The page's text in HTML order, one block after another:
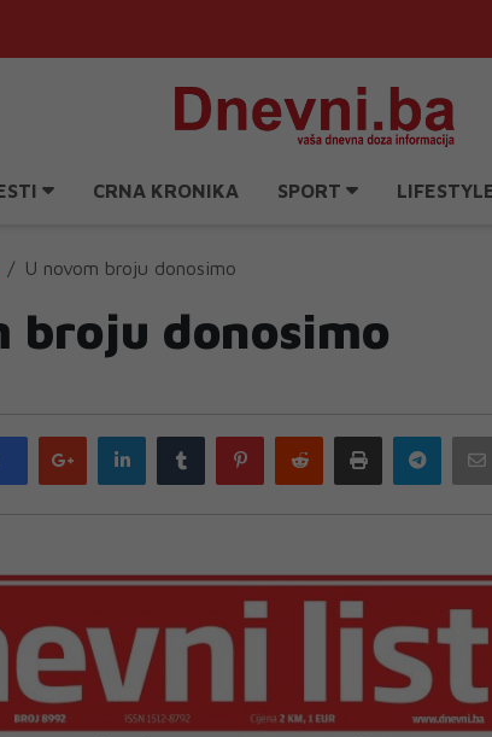
CRNA KRONIKA SPORT
U novom broju donosimo
broju donosimo
Google
plus
LinkedIn Tumblr PinterestReddit Print